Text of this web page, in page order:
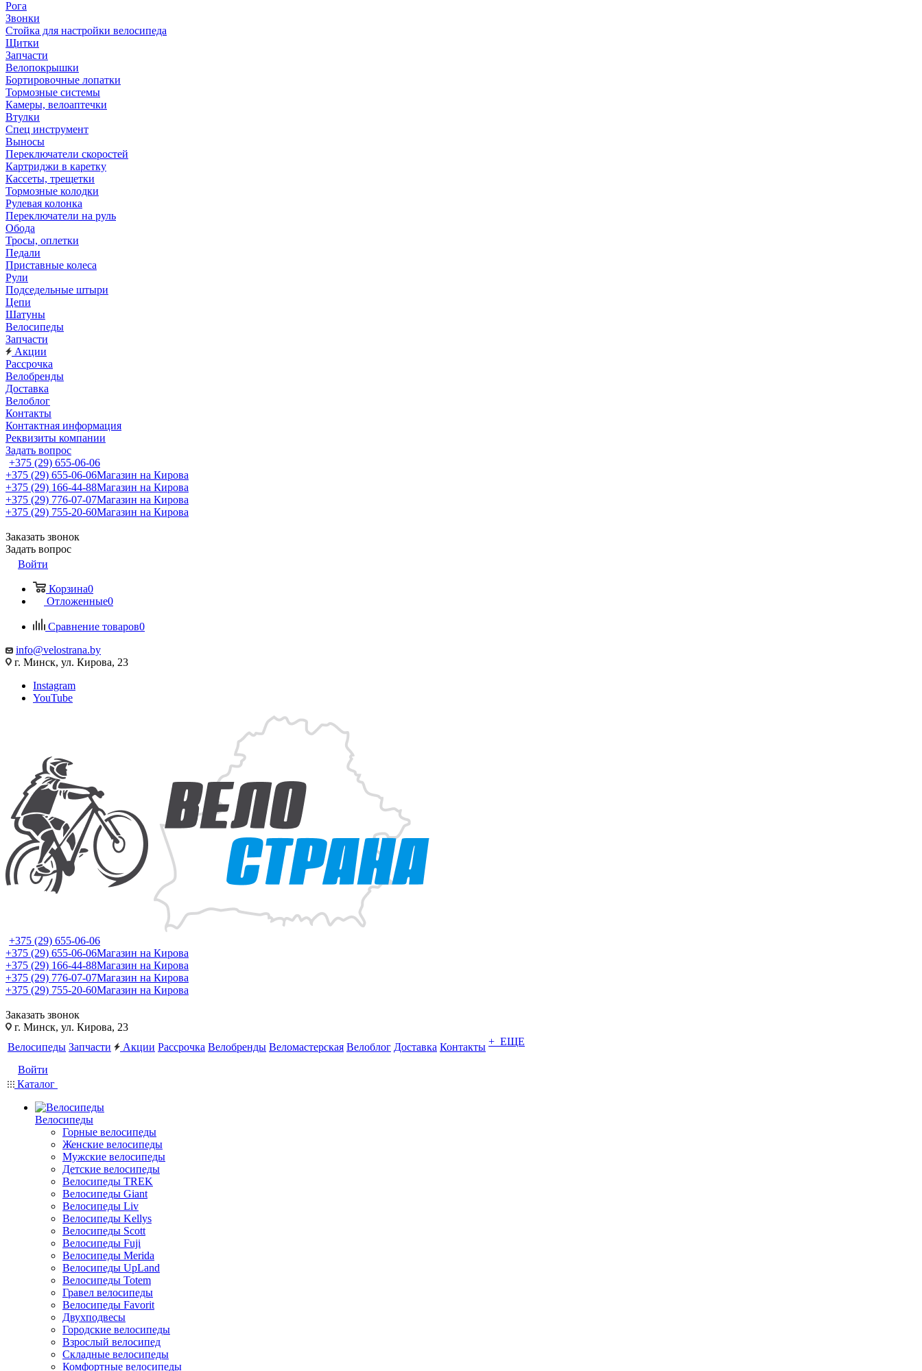
Рога
Звонки
Стойка для настройки велосипеда
Щитки
Запчасти
Велопокрышки
Бортировочные лопатки
Тормозные системы
Камеры, велоаптечки
Втулки
Спец инструмент
Выносы
Переключатели скоростей
Картриджи в каретку
Кассеты, трещетки
Тормозные колодки
Рулевая колонка
Переключатели на руль
Обода
Тросы, оплетки
Педали
Приставные колеса
Рули
Подседельные штыри
Цепи
Шатуны
Велосипеды
Запчасти
Акции
Рассрочка
Велобренды
Доставка
Велоблог
Контакты
Контактная информация
Реквизиты компании
Задать вопрос
+375 (29) 655-06-06
+375 (29) 655-06-06Магазин на Кирова
+375 (29) 166-44-88Магазин на Кирова
+375 (29) 776-07-07Магазин на Кирова
+375 (29) 755-20-60Магазин на Кирова
Заказать звонок
Задать вопрос
Войти
Корзина0
Отложенные0
Сравнение товаров0
info@velostrana.by
г. Минск, ул. Кирова, 23
Instagram
YouTube
+375 (29) 655-06-06
+375 (29) 655-06-06Магазин на Кирова
+375 (29) 166-44-88Магазин на Кирова
+375 (29) 776-07-07Магазин на Кирова
+375 (29) 755-20-60Магазин на Кирова
Заказать звонок
г. Минск, ул. Кирова, 23
Велосипеды Запчасти Акции Рассрочка Велобренды Веломастерская Велоблог Доставка Контакты + ЕЩЕ
Войти
Каталог
Велосипеды
Горные велосипеды
Женские велосипеды
Мужские велосипеды
Детские велосипеды
Велосипеды TREK
Велосипеды Giant
Велосипеды Liv
Велосипеды Kellys
Велосипеды Scott
Велосипеды Fuji
Велосипеды Merida
Велосипеды UpLand
Велосипеды Totem
Гравел велосипеды
Велосипеды Favorit
Двухподвесы
Городские велосипеды
Взрослый велосипед
Складные велосипеды
Комфортные велосипеды